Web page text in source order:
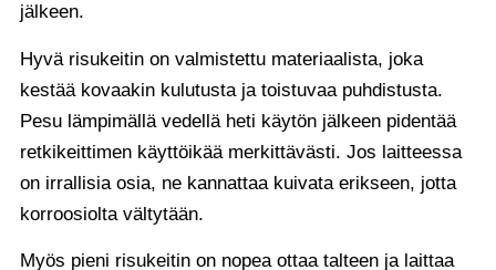
jälkeen.
Hyvä risukeitin on valmistettu materiaalista, joka
kestää kovaakin kulutusta ja toistuvaa puhdistusta.
Pesu lämpimällä vedellä heti käytön jälkeen pidentää
retkikeittimen käyttöikää merkittävästi. Jos laitteessa
on irrallisia osia, ne kannattaa kuivata erikseen, jotta
korroosiolta vältytään.
Myös pieni risukeitin on nopea ottaa talteen ja laittaa